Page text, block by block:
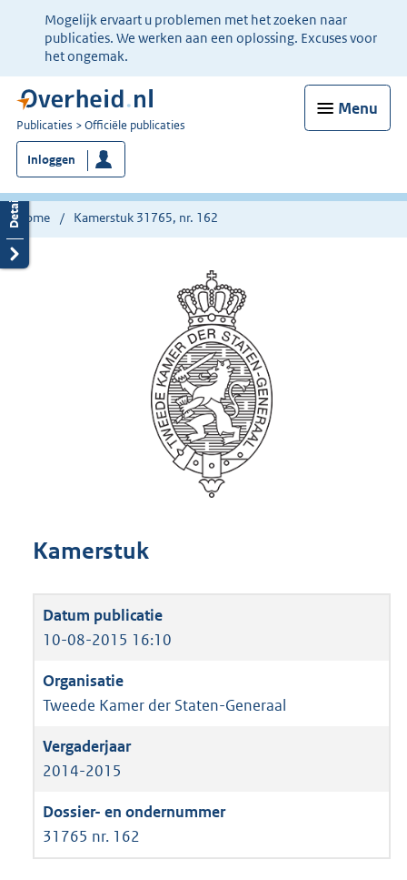
Ter
informatie:
Mogelijk ervaart u problemen met het zoeken naar
publicaties. We werken aan een oplossing. Excuses voor
het ongemak.
Menu
U
bent
nu
hier:
Publicaties Officiële publicaties
Inloggen
Home Kamerstuk 31765, nr. 162
Kamerstuk
10-08-2015 16:10
Tweede Kamer der Staten-Generaal
2014-2015
31765 nr. 162